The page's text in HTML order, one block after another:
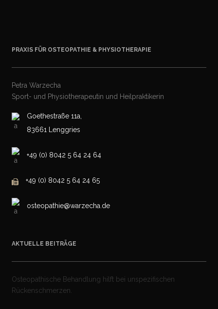
PRAXIS FÜR OSTEOPATHIE & PHYSIOTHERAPIE
Petra Warzecha
Sport- und Physiotherapeutin und Heilpraktikerin
Goethestraße 11a,
83661 Lenggries
+49 (0) 8042 5 64 24 64
+49 (0) 8042 5 64 24 65
osteopathie@warzecha.de
AKTUELLE BEITRÄGE
Osteopathische Behandlung hilft bei unspezifischen
Rückenschmerzen.